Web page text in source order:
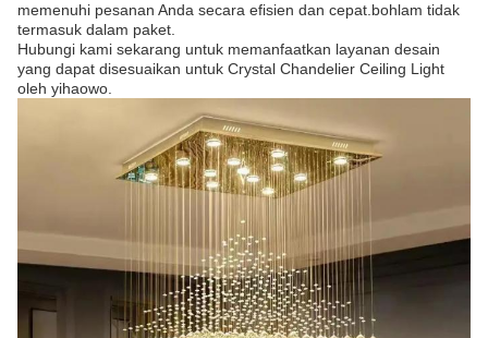
memenuhi pesanan Anda secara efisien dan cepat.bohlam tidak
termasuk dalam paket.
Hubungi kami sekarang untuk memanfaatkan layanan desain
yang dapat disesuaikan untuk Crystal Chandelier Ceiling Light
oleh yihaowo.